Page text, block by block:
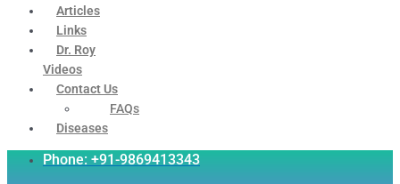
Articles
Links
Dr. Roy
Videos
Contact Us
FAQs
Diseases
Phone: +91-9869413343